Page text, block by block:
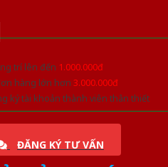
trí lên đến 1.000.000đ
hàng lớn hơn 3.000.000đ
ký tài khoản thành viên thân thiết
ĐĂNG KÝ TƯ VẤN